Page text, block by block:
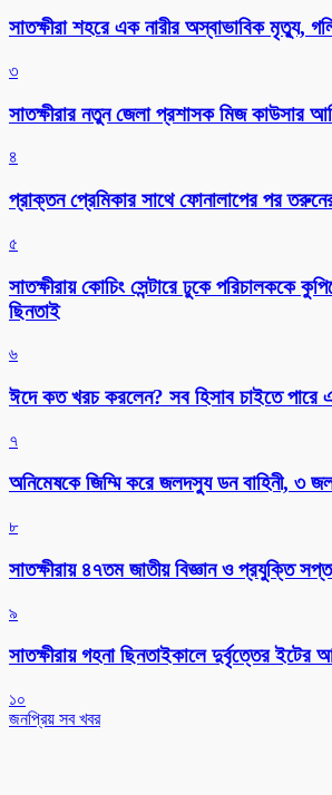
সাতক্ষীরা শহরে এক নারীর অস্বাভাবিক মৃত্যু,
৩
সাতক্ষীরার নতুন জেলা প্রশাসক মিজ কাউসার
৪
প্রাক্তন প্রেমিকার সাথে ফোনালাপের পর
৫
সাতক্ষীরায় কোচিং সেন্টারে ঢুকে পরিচালককে
ছিনতাই
৬
ঈদে কত খরচ করলেন? সব হিসাব চাইতে পারে
৭
অনিমেষকে জিম্মি করে জলদস্যু ডন বাহিনী, ৩
৮
সাতক্ষীরায় ৪৭তম জাতীয় বিজ্ঞান ও প্রযুক্তি
৯
সাতক্ষীরায় গহনা ছিনতাইকালে দুর্বৃত্তের ইটের
১০
জনপ্রিয় সব খবর